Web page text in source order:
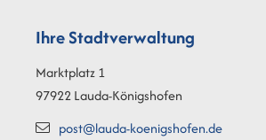
Ihre Stadtverwaltung
Marktplatz 1
97922Lauda-Königshofen
post@lauda-koenigshofen.de